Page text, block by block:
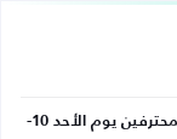
تشكيلة مباراة العين والظفرة في الدوري الإماراتي للمحترفين يوم الأحد 10-